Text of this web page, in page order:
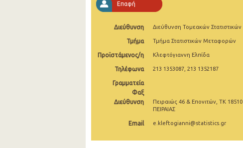
Μαΐου 2025
Μαρτίου 2025
Φεβρουαρίου 2025
Ιανουαρίου 2025
Δεκεμβρίου 2024
Νοεμβρίου 2024
Οκτωβρίου 2024
Επαφή
Διεύθυνση Διεύθυνση Τομεακών Στατιστικών
Τμήμα Τμήμα Στατιστικών Μεταφορών
Προϊστάμενος/η Κλεφτόγιαννη Ελπίδα
Τηλέφωνα 213 1353087, 213 1352187
Γραμματεία
Φαξ
Διεύθυνση
Πειραιώς 46 & Επονιτών, ΤΚ 18510
ΠΕΙΡΑΙΑΣ
Email e.kleftogianni@statistics.gr